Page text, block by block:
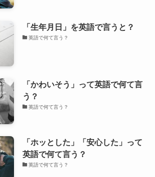
「生年月日」を英語で言うと？
英語で何て言う？
「かわいそう」って英語で何て言
う？
英語で何て言う？
「ホッとした」「安心した」って
英語で何て言う？
英語で何て言う？